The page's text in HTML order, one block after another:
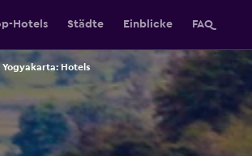
Hotels Städte Einblicke FAQ
Yogyakarta: Hotels